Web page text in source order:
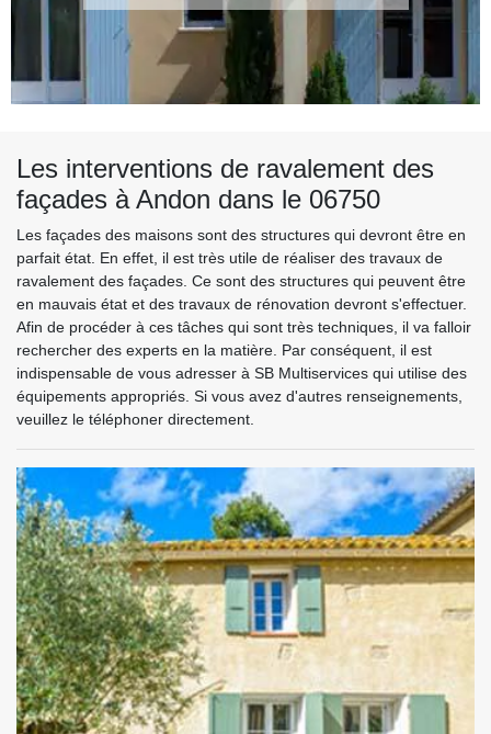
Les interventions de ravalement des
façades à Andon dans le 06750
Les façades des maisons sont des structures qui devront être en
parfait état. En effet, il est très utile de réaliser des travaux de
ravalement des façades. Ce sont des structures qui peuvent être
en mauvais état et des travaux de rénovation devront s'effectuer.
Afin de procéder à ces tâches qui sont très techniques, il va falloir
rechercher des experts en la matière. Par conséquent, il est
indispensable de vous adresser à SB Multiservices qui utilise des
équipements appropriés. Si vous avez d'autres renseignements,
veuillez le téléphoner directement.